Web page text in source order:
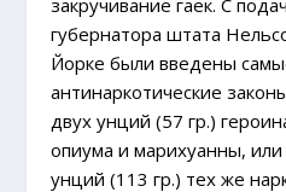
губернатора штата
Йорке были введены
антинаркотические
двух унций (57 гр.)
опиума и марихуанны,
унций (113 гр.) тех же